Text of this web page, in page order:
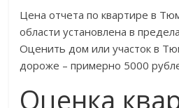
Цена отчета по квартире в
области установлена в
Оценить дом или участок в
дороже – примерно 5000
Оценка